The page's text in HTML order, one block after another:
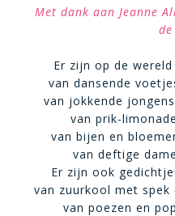
Met dank aan Jeanne
Er zijn op de
van dansende
van jokkende
van prik-
van bijen en
van deftige
Er zijn ook
van zuurkool met
van poezen en